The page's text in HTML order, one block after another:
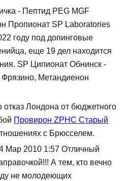
- Пептид PEG MGF
Пропионат SP Laboratories
году под допинговые
еще 19 дел находится
SP Ципионат Обнинск -
Метандиенон
отказ Лондона от бюджетного
Провирон ZPHC Старый
с Брюсселем.
Мар 2010 1:57 Отличный
А тем, кто вечно
не молодеющих